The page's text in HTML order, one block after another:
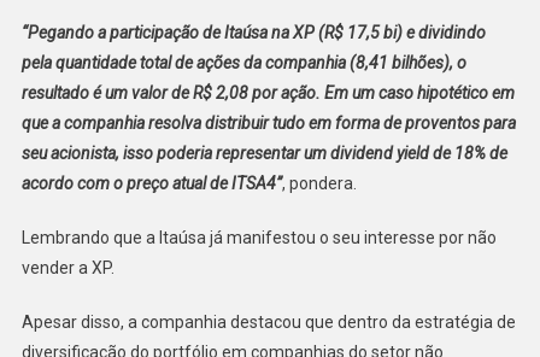
“Pegando a participação de Itaúsa na XP (R$ 17,5 bi) e dividindo
pela quantidade total de ações da companhia (8,41 bilhões), o
resultado é um valor de R$ 2,08 por ação. Em um caso hipotético em
que a companhia resolva distribuir tudo em forma de proventos para
seu acionista, isso poderia representar um dividend yield de 18% de
acordo com o preço atual de ITSA4”, pondera.
Lembrando que a Itaúsa já manifestou o seu interesse por não
vender a XP.
Apesar disso, a companhia destacou que dentro da estratégia de
diversificação do portfólio em companhias do setor não